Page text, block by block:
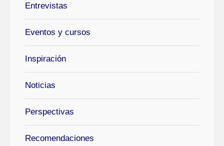
Entrevistas
Eventos y cursos
Inspiración
Noticias
Perspectivas
Recomendaciones